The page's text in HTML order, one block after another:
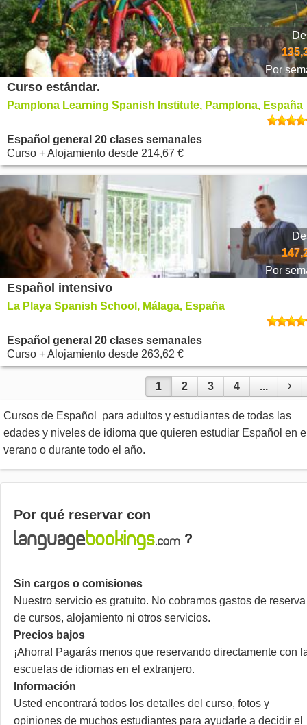
Por
Curso estándar.
Pamplona Learning Spanish Institute, Pamplona, España
Español general 20 clases semanales
Curso + Alojamiento desde 214,67 €
Por
Español intensivo
La Playa Spanish School, Málaga, España
Español general 20 clases semanales
Curso + Alojamiento desde 263,62 €
1 2 3 4 ...
Cursos de Español para adultos y estudiantes de todas las
edades y niveles de idioma que quieren estudiar Español en
verano o durante todo el año.
Por qué reservar con
?
Sin cargos o comisiones
Nuestro servicio es gratuito. No cobramos gastos de reserva
de cursos, alojamiento ni otros servicios.
Precios bajos
¡Ahorra! Pagarás menos que reservando directamente con
escuelas de idiomas en el extranjero.
Información
Usted encontrará todos los detalles del curso, fotos y
opiniones de muchos estudiantes para ayudarle a decidir el